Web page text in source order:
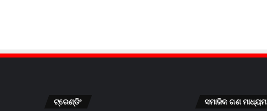
ଟ୍ରେଣ୍ଡିଂ ସମାଜିକ ଗଣ ମାଧ୍ୟମ